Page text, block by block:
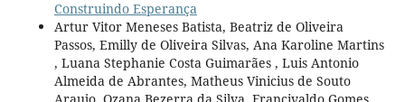
Construindo Esperança
Artur Vitor Meneses Batista, Beatriz de Oliveira
Passos, Emilly de Oliveira Silvas, Ana Karoline Martins
, Luana Stephanie Costa Guimarães , Luis Antonio
Almeida de Abrantes, Matheus Vinicius de Souto
Araujo, Ozana Bezerra da Silva, Francivaldo Gomes